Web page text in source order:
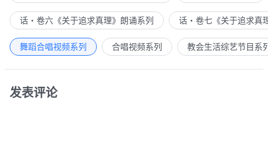
话・卷六《关于追求真理》朗诵系列 话・卷七《关于追求真
舞蹈合唱视频系列 合唱视频系列 教会生活综艺节目系
发表评论